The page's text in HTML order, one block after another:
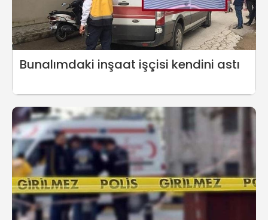
Bunalımdaki inşaat işçisi kendini astı